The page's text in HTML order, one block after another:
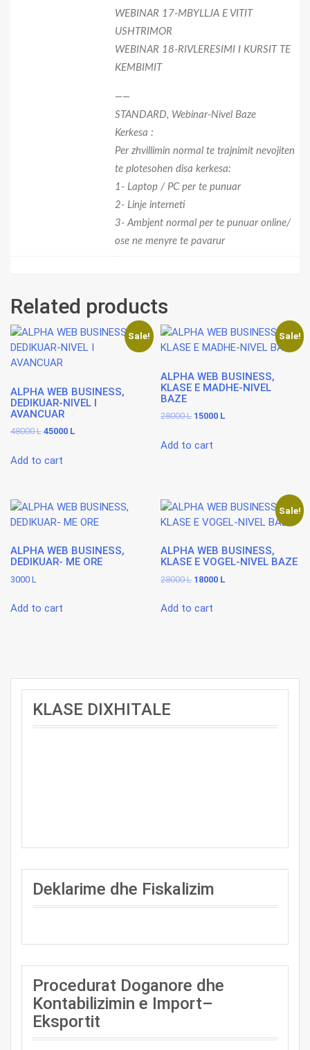
WEBINAR 17-MBYLLJA E VITIT
USHTRIMOR
WEBINAR 18-RIVLERESIMI I KURSIT TE
KEMBIMIT
——
STANDARD, Webinar-Nivel Baze
Kerkesa :
Per zhvillimin normal te trajnimit nevojiten
te plotesohen disa kerkesa:
1- Laptop / PC per te punuar
2- Linje interneti
3- Ambjent normal per te punuar online/
ose ne menyre te pavarur
Related products
Sale!
ALPHA WEB BUSINESS,
DEDIKUAR-NIVEL I
AVANCUAR
48000L Original
was:
45000 L
Add to cart
Sale!
ALPHA WEB BUSINESS,
KLASE E MADHE-NIVEL
BAZE
28000L Original
was:
15000 L
Add to cart
ALPHA WEB BUSINESS,
DEDIKUAR- ME ORE
3000 L
Add to cart
Sale!
ALPHA WEB BUSINESS,
KLASE E VOGEL-NIVEL BAZE
28000L Original
was:
18000 L
Add to cart
KLASE DIXHITALE
Deklarime dhe Fiskalizim
Procedurat Doganore dhe
Kontabilizimin e Import–
Eksportit